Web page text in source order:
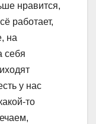
нравится,
работает,
на
себя
у нас
то